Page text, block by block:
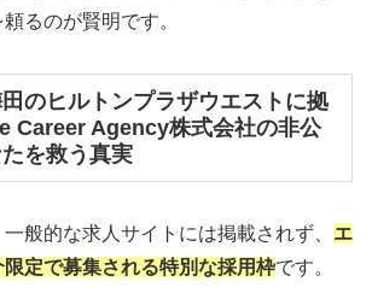
るのが賢明です。
のヒルトンプラザウエストに拠
Career Agency株式会社の非公
を救う真実
般的な求人サイトには掲載されず、 エ
定で募集される特別な採用枠です。